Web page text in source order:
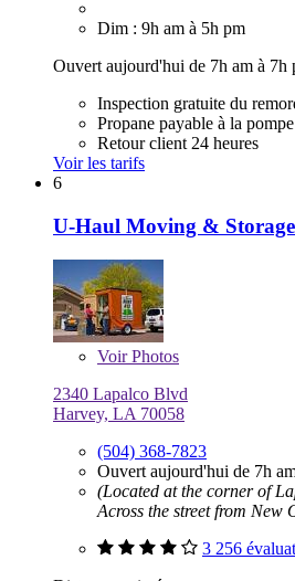
Dim : 9h am à 5h pm
Ouvert aujourd'hui de 7h am à 7h
Inspection gratuite du
Propane payable à la pompe
Retour client 24 heures
Voir les tarifs
6
U-Haul Moving &
VoirPhotos
2340 Lapalco Blvd
Harvey, LA 70058
(504) 368-7823
Ouvert aujourd'hui de 7h
(Located at the corner of
Across the street from New
3 256